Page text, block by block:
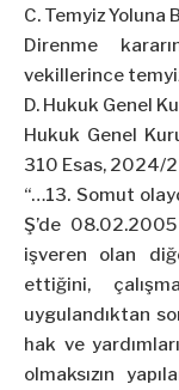
C. Temyiz Yoluna
Direnme
vekillerince
D. Hukuk Genel
Hukuk Genel
310 Esas, 2024/2
“…13. Somut
Ş’de
işveren olan
ettiğini,
uygulandıktan
hak ve
olmaksızın